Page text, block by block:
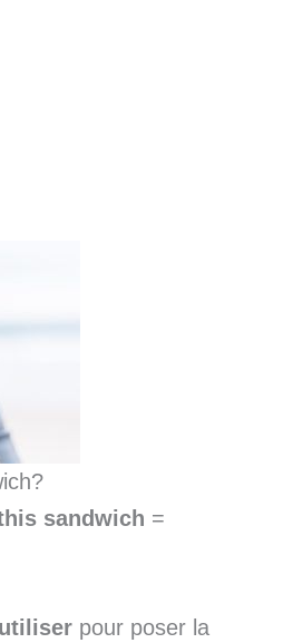
sandwich =
pour poser la